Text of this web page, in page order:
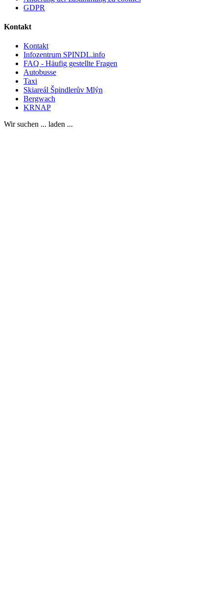
GDPR
Kontakt
Kontakt
Infozentrum SPINDL.info
FAQ - Häufig gestellte Fragen
Autobusse
Taxi
Skiareál Špindlerův Mlýn
Bergwach
KRNAP
Wir suchen ... laden ...